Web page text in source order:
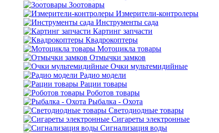
Зоотовары
Измерители-контролеры
Инструменты сада
Картинг запчасти
Квадрокоптеры
Мотоцикла товары
Отмычки замков
Очки мультемидийные
Радио модели
Рации товары
Роботов товары
Рыбалка - Охота
Светодиодные товары
Сигареты электронные
Сигнализация воды